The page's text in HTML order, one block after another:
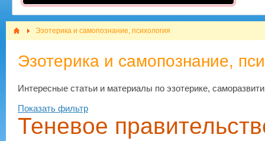
Эзотерика и самопознание, психология
Эзотерика и самопознание,
Интересные статьи и материалы по эзотерике,
Показать фильтр
Теневое